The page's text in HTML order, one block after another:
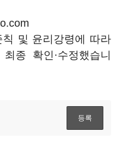
및 윤리강령에 따라
종 확인·수정했습니